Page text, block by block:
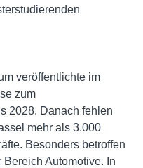
veröffentlichte im
zum
2028. Danach fehlen
mehr als 3.000
Besonders betroffen
Automotive. In